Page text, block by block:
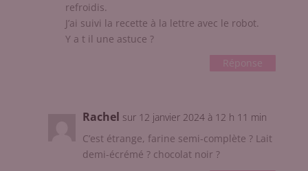
refroidis.
J’ai suivi la recette à la lettre avec le robot.
Y a t il une astuce ?
Réponse
Rachel sur 12 janvier 2024 à 12 h 11 min
C’est étrange, farine semi-complète ? Lait
demi-écrémé ? chocolat noir ?